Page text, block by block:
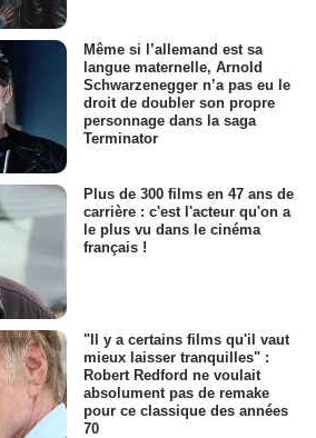
Même si l’allemand est sa
langue maternelle, Arnold
Schwarzenegger n’a pas eu le
droit de doubler son propre
personnage dans la saga
Terminator
Plus de 300 films en 47 ans de
carrière : c'est l'acteur qu'on a
le plus vu dans le cinéma
français !
"Il y a certains films qu'il vaut
mieux laisser tranquilles" :
Robert Redford ne voulait
absolument pas de remake
pour ce classique des années
70